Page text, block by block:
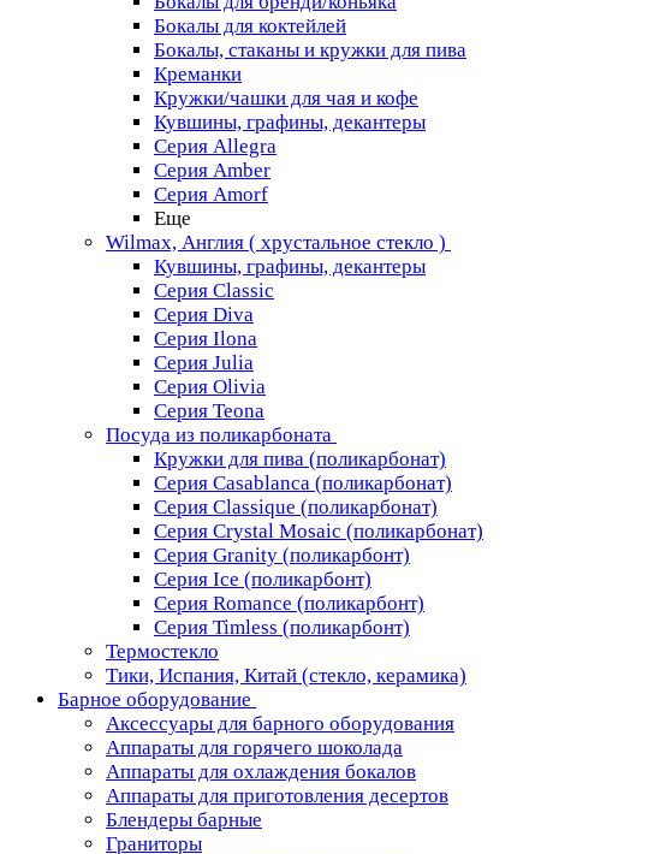
Бокалы для коктейлей
Бокалы, стаканы и кружки для пива
Креманки
Кружки/чашки для чая и кофе
Кувшины, графины, декантеры
Серия Allegra
Серия Amber
Серия Amorf
Еще
Wilmax, Англия ( хрустальное стекло )
Кувшины, графины, декантеры
Серия Classic
Серия Diva
Серия Ilona
Серия Julia
Серия Olivia
Серия Teona
Посуда из поликарбоната
Кружки для пива (поликарбонат)
Серия Casablanсa (поликарбонат)
Серия Classique (поликарбонат)
Серия Crystal Mosaic (поликарбонат)
Серия Granity (поликарбонт)
Серия Ice (поликарбонт)
Серия Romance (поликарбонт)
Серия Timless (поликарбонт)
Термостекло
Тики, Испания, Китай (стекло, керамика)
Барное оборудование
Аксессуары для барного оборудования
Аппараты для горячего шоколада
Аппараты для охлаждения бокалов
Аппараты для приготовления десертов
Блендеры барные
Граниторы